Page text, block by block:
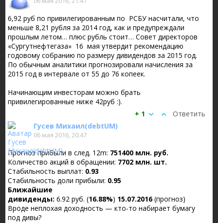
6,92 руб по привилегированным по РСБУ насчитали, что
меньше 8,21 рубля за 2014 год, как и предупреждали
прошлым летом… плюс рубль стоит… Совет директоров
«Сургутнефтегаза» 16 мая утвердит рекомендацию
годовому собранию по размеру дивидендов за 2015 год.
По обычным аналитики прогнозировали начисления за
2015 год в интервале от 55 до 76 копеек.
Начинающим инвесторам можно брать
привилегированные ниже 42руб :).
Ответить
+ 1
Гусев Михаил(debtUM)
06 мая 2016, 20:47
Прогноз прибыли в след. 12m: 751400 млн. руб.
Количество акций в обращении: 7702 млн. шт.
Стабильность выплат: 0.93
Стабильность доли прибыли: 0.95
Ближайшие
дивиденды:6.92 руб. (16.88%) 15.07.2016(прогноз)
Вроде неплохая доходность — кто-то набирает бумагу
под дивы?